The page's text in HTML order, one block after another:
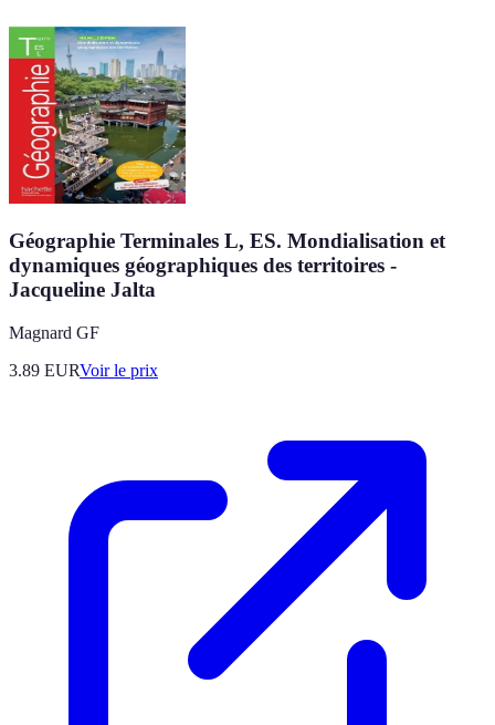
Géographie Terminales L, ES. Mondialisation et
dynamiques géographiques des territoires -
Jacqueline Jalta
Magnard GF
3.89 EURVoir le prix